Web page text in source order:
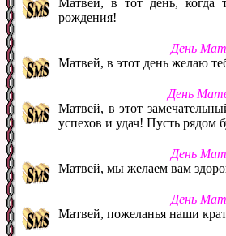
рождения!
День
Матвей, в этот день желаю
День
Матвей, в этот
успехов и удач! Пусть рядом
День
Матвей, мы желаем вам
День
Матвей, пожеланья наши